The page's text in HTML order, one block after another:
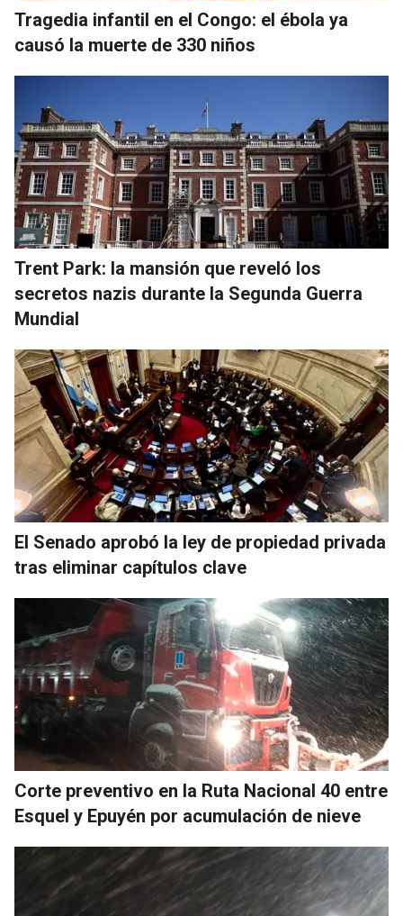
Tragedia infantil en el Congo: el ébola ya
causó la muerte de 330 niños
Trent Park: la mansión que reveló los
secretos nazis durante la Segunda Guerra
Mundial
El Senado aprobó la ley de propiedad privada
tras eliminar capítulos clave
Corte preventivo en la Ruta Nacional 40 entre
Esquel y Epuyén por acumulación de nieve